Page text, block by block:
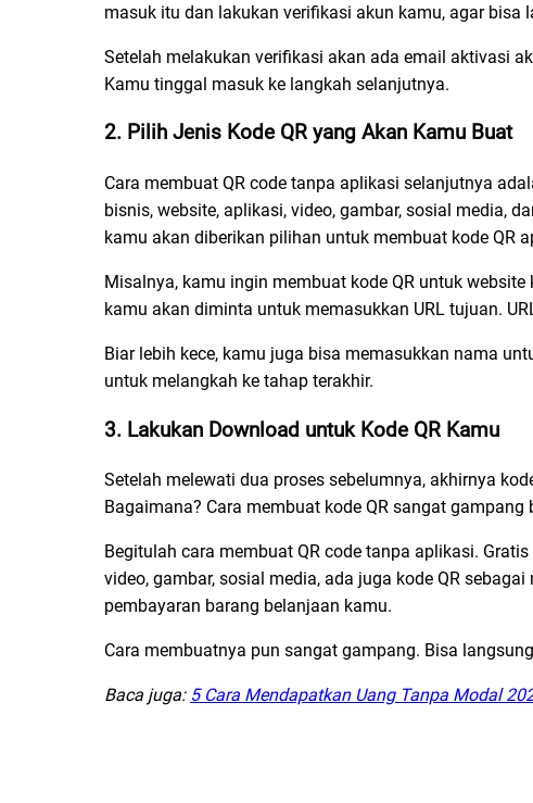
masuk itu dan lakukan verifikasi akun kamu, agar bisa
Setelah melakukan verifikasi akan ada email aktivasi
Kamu tinggal masuk ke langkah selanjutnya.
2. Pilih Jenis Kode QR yang Akan Kamu Buat
Cara membuat QR code tanpa aplikasi selanjutnya
bisnis, website, aplikasi, video, gambar, sosial media,
kamu akan diberikan pilihan untuk membuat kode QR
Misalnya, kamu ingin membuat kode QR untuk
kamu akan diminta untuk memasukkan URL tujuan.
Biar lebih kece, kamu juga bisa memasukkan nama
untuk melangkah ke tahap terakhir.
3. Lakukan Download untuk Kode QR Kamu
Setelah melewati dua proses sebelumnya, akhirnya
Bagaimana? Cara membuat kode QR sangat gampang
Begitulah cara membuat QR code tanpa aplikasi.
video, gambar, sosial media, ada juga kode QR
pembayaran barang belanjaan kamu.
Cara membuatnya pun sangat gampang. Bisa
Baca juga: 5 Cara Mendapatkan Uang Tanpa Modal